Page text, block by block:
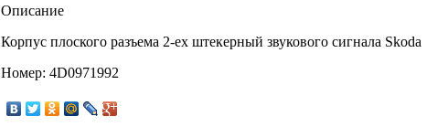
Описание
Корпус плоского разъема 2-ех штекерный звукового сигнала Skoda
Номер: 4D0971992